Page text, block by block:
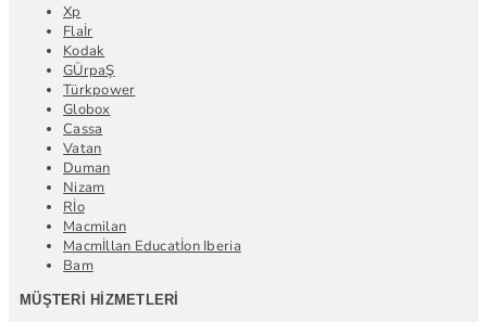
Xp
Flaİr
Kodak
GÜrpaŞ
Türkpower
Globox
Cassa
Vatan
Duman
Nizam
Rİo
Macmilan
Macmİllan Educatİon Iberia
Bam
MÜŞTERI HIZMETLERI